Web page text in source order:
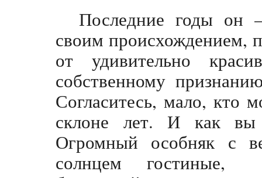
Последние годы он
своим происхождением,
от удивительно
собственному
Согласитесь, мало, кто
склоне лет. И как вы
Огромный особняк с
солнцем гостиные,